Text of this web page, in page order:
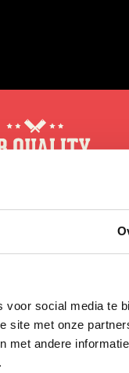
social media te
site met onze
met andere
op je